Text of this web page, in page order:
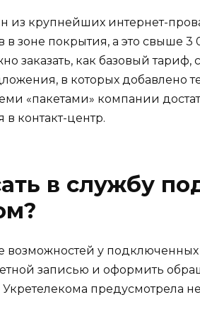
из крупнейших интернет-
в зоне покрытия, а это свыше
заказать, как базовый
в которых добавлено
«пакетами» компании
в контакт-центр.
в службу
возможностей у подключенных
записью и оформить
предусмотрела